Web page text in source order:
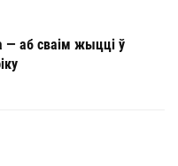
— аб сваім жыцці ў